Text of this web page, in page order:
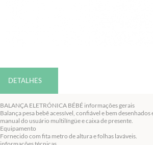
DETALHES
BALANÇA ELETRÓNICA BÉBÉ informações gerais
Balança pesa bebê acessível, confiável e bem
manual do usuário multilíngüe e caixa de presente.
Equipamento
Fornecido com fita metro de altura e folhas laváveis.